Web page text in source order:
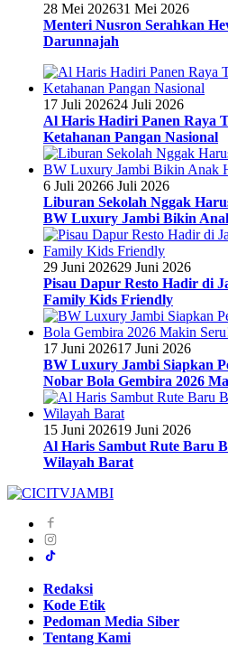
28 Mei 202631 Mei 2026
Menteri Nusron Serahkan
Darunnajah
17 Juli 202624 Juli 2026
Al Haris Hadiri Panen Raya
Ketahanan Pangan Nasional
6 Juli 20266 Juli 2026
Liburan Sekolah Nggak
BW Luxury Jambi Bikin
29 Juni 202629 Juni 2026
Pisau Dapur Resto Hadir di
Family Kids Friendly
17 Juni 202617 Juni 2026
BW Luxury Jambi Siapkan
Nobar Bola Gembira 2026
15 Juni 202619 Juni 2026
Al Haris Sambut Rute Baru
Wilayah Barat
Redaksi
Kode Etik
Pedoman Media Siber
Tentang Kami